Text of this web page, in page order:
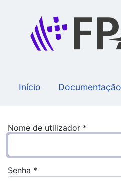
Início Documentação
Nome de utilizador *
Senha *